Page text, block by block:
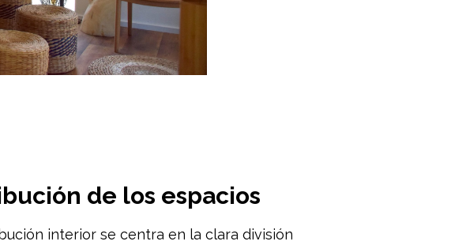
de los espacios
interior se centra en la clara división